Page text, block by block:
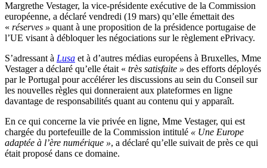
Margrethe Vestager, la vice-présidente exécutive de la Commission
européenne, a déclaré vendredi (19 mars) qu’elle émettait des
« réserves » quant à une proposition de la présidence portugaise de
l’UE visant à débloquer les négociations sur le règlement ePrivacy.
S’adressant à Lusa et à d’autres médias européens à Bruxelles, Mme
Vestager a déclaré qu’elle était « très satisfaite » des efforts déployés
par le Portugal pour accélérer les discussions au sein du Conseil sur
les nouvelles règles qui donneraient aux plateformes en ligne
davantage de responsabilités quant au contenu qui y apparaît.
En ce qui concerne la vie privée en ligne, Mme Vestager, qui est
chargée du portefeuille de la Commission intitulé « Une Europe
adaptée à l’ère numérique », a déclaré qu’elle suivait de près ce qui
était proposé dans ce domaine.